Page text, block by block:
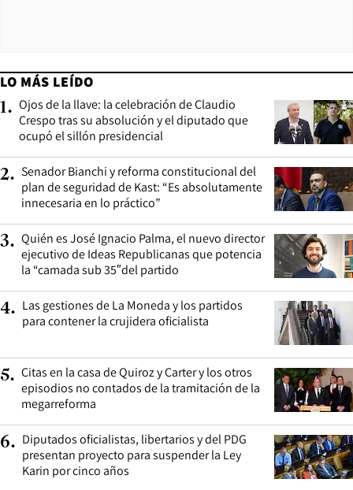
LO MÁS LEÍDO
1. Ojos de la llave: la celebración de Claudio
Crespo tras su absolución y el diputado que
ocupó el sillón presidencial
2. Senador Bianchi y reforma constitucional del
plan de seguridad de Kast: “Es absolutamente
innecesaria en lo práctico”
3. Quién es José Ignacio Palma, el nuevo director
ejecutivo de Ideas Republicanas que potencia
la “camada sub 35″del partido
4. Las gestiones de La Moneda y los partidos
para contener la crujidera oficialista
5. Citas en la casa de Quiroz y Carter y los otros
episodios no contados de la tramitación de la
megarreforma
6. Diputados oficialistas, libertarios y del PDG
presentan proyecto para suspender la Ley
Karin por cinco años